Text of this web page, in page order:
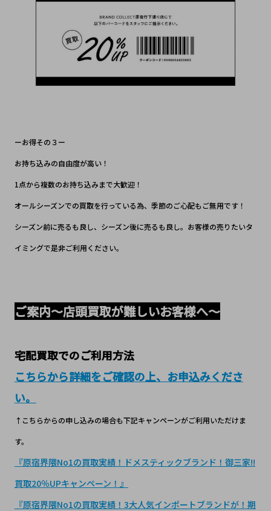
ーお得その３ー
お持ち込みの自由度が高い！
1点から複数のお持ち込みまで大歓迎！
オールシーズンでの買取を行っている為、季節のご心配もご無用です！
シーズン前に売るも良し、シーズン後に売るも良し。お客様の売りたいタ
イミングで是非ご利用ください。
ご案内～店頭買取が難しいお客様へ～
宅配買取でのご利用方法
こちらから詳細をご確認の上、お申込みくださ
い。
↑こちらからの申し込みの場合も下記キャンペーンがご利用いただけま
す。
『原宿界隈No1の買取実績！ドメスティックブランド！御三家!!
買取20％UPキャンペーン！』
『原宿界隈No1の買取実績！3大人気インポートブランドが！期